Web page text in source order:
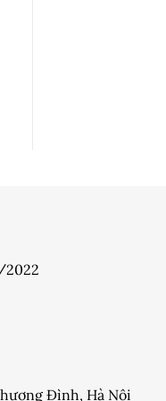
2022
Đình, Hà Nội